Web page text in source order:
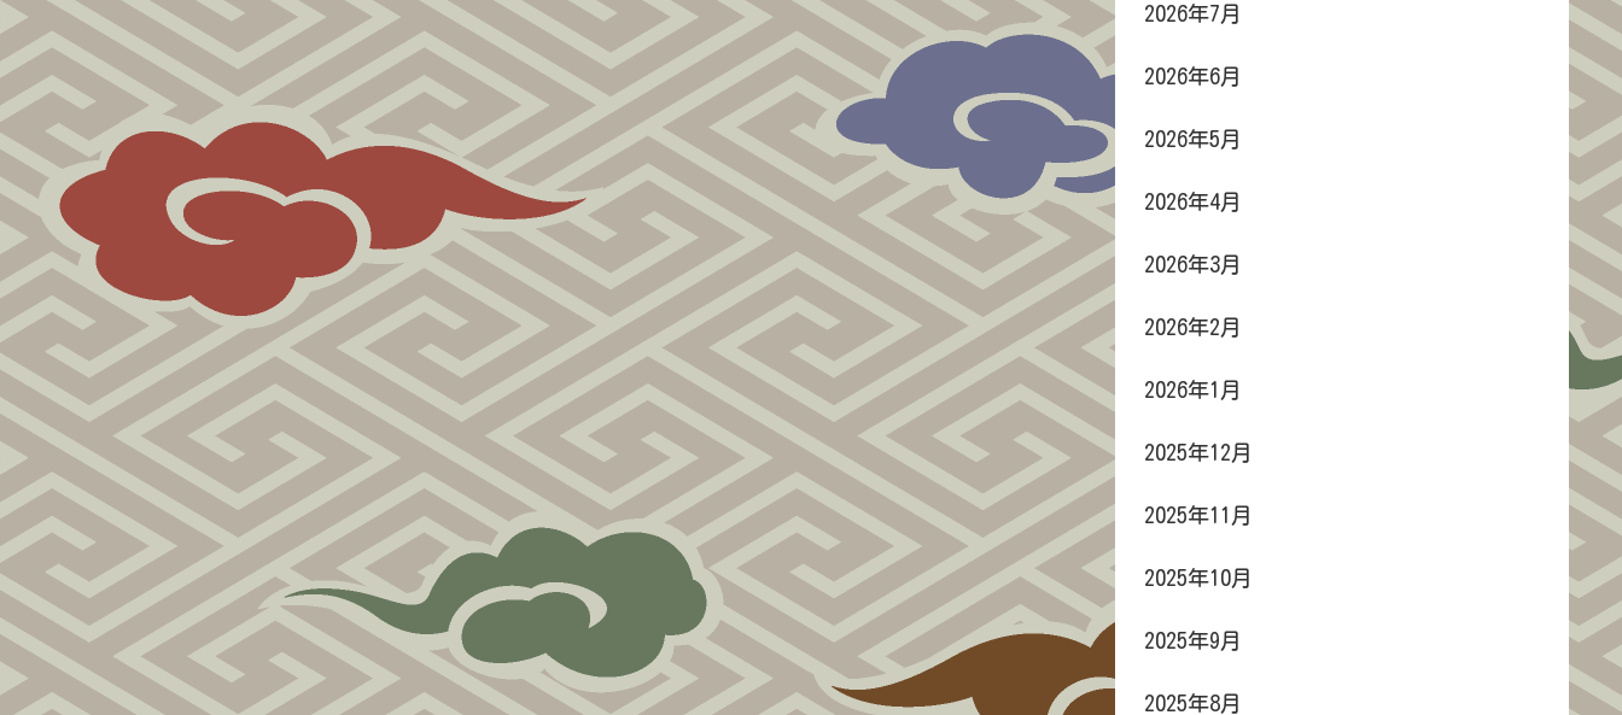
2026年7月
2026年6月
2026年5月
2026年4月
2026年3月
2026年2月
2026年1月
2025年12月
2025年11月
2025年10月
2025年9月
2025年8月